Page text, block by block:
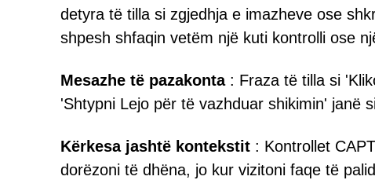
detyra të tilla si zgjedhja e imazheve ose
shpesh shfaqin vetëm një kuti kontrolli ose
Mesazhe të pazakonta: Fraza të tilla si
'Shtypni Lejo për të vazhduar shikimin' janë
Kërkesa jashtë kontekstit : Kontrollet
dorëzoni të dhëna, jo kur vizitoni faqe të